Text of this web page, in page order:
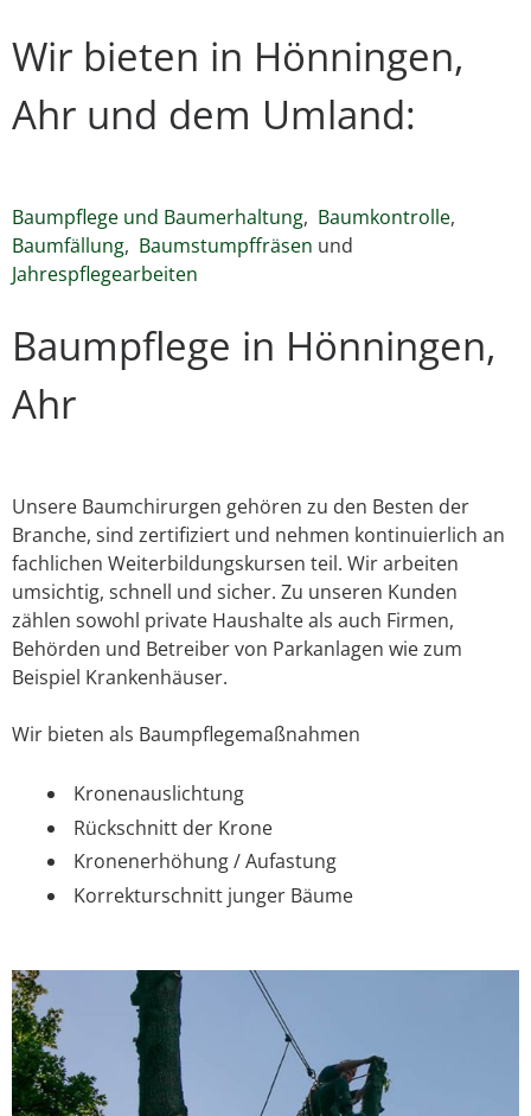
Wir bieten in Hönningen,
Ahr und dem Umland:
Baumpflege und Baumerhaltung, Baumkontrolle,
Baumfällung, Baumstumpffräsen und
Jahrespflegearbeiten
Baumpflege in Hönningen,
Ahr
Unsere Baumchirurgen gehören zu den Besten der
Branche, sind zertifiziert und nehmen kontinuierlich an
fachlichen Weiterbildungskursen teil. Wir arbeiten
umsichtig, schnell und sicher. Zu unseren Kunden
zählen sowohl private Haushalte als auch Firmen,
Behörden und Betreiber von Parkanlagen wie zum
Beispiel Krankenhäuser.
Wir bieten als Baumpflegemaßnahmen
Kronenauslichtung
Rückschnitt der Krone
Kronenerhöhung / Aufastung
Korrekturschnitt junger Bäume